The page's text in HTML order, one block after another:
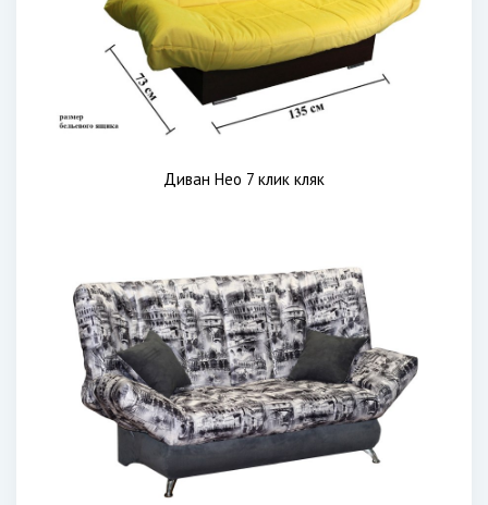
Диван Нео 7 клик кляк